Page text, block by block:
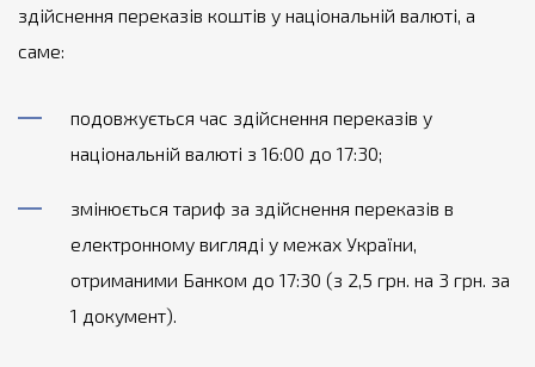
здійснення переказів коштів у національній валюті, а
саме:
подовжується час здійснення переказів у
національній валюті з 16:00 до 17:30;
змінюється тариф за здійснення переказів в
електронному вигляді у межах України,
отриманими Банком до 17:30 (з 2,5 грн. на 3 грн. за
1 документ).